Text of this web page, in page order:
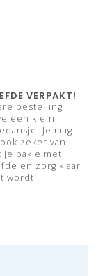
VERPAKT!
bestelling
een klein
Je mag
zeker van
je pakje met
en zorg klaar
wordt!